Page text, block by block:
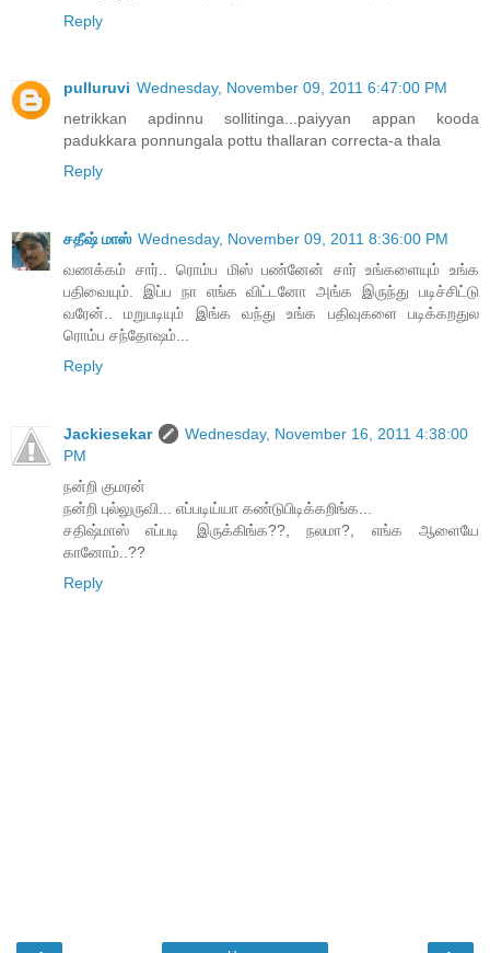
Reply
pulluruvi Wednesday, November 09, 2011 6:47:00 PM
netrikkan apdinnu sollitinga...paiyyan appan kooda
padukkara ponnungala pottu thallaran correcta-a thala
Reply
சதீஷ் மாஸ் Wednesday, November 09, 2011 8:36:00 PM
வணக்கம் சார்.. ரொம்ப மிஸ் பண்னேன் சார் உங்களையும் உங்க
பதிவையும். இப்ப நா எங்க விட்டனோ அங்க இருந்து படிச்சிட்டு
வரேன்.. மறுபடியும் இங்க வந்து உங்க பதிவுகளை படிக்கறதுல
ரொம்ப சந்தோஷம்...
Reply
Jackiesekar
Wednesday, November 16, 2011 4:38:00
PM
நன்றி குமரன்
நன்றி புல்லுருவி... எப்படிய்யா கண்டுபிடிக்கறிங்க...
சதிஷ்மாஸ் எப்படி இருக்கிங்க??, நலமா?, எங்க ஆளையே
கானோம்..??
Reply